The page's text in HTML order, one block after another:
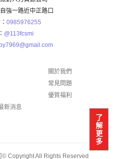
了
解
更
多
強一路近中正路口
0985976255
@113fcsmi
關於我們
常見問題
優質福利
新消息
© Copyright All Rights Reserved